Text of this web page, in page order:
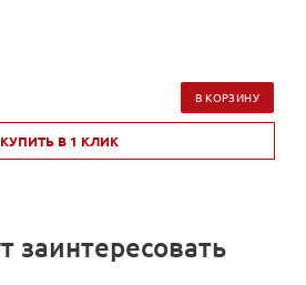
В КОРЗИНУ
КУПИТЬ В 1 КЛИК
заинтересовать